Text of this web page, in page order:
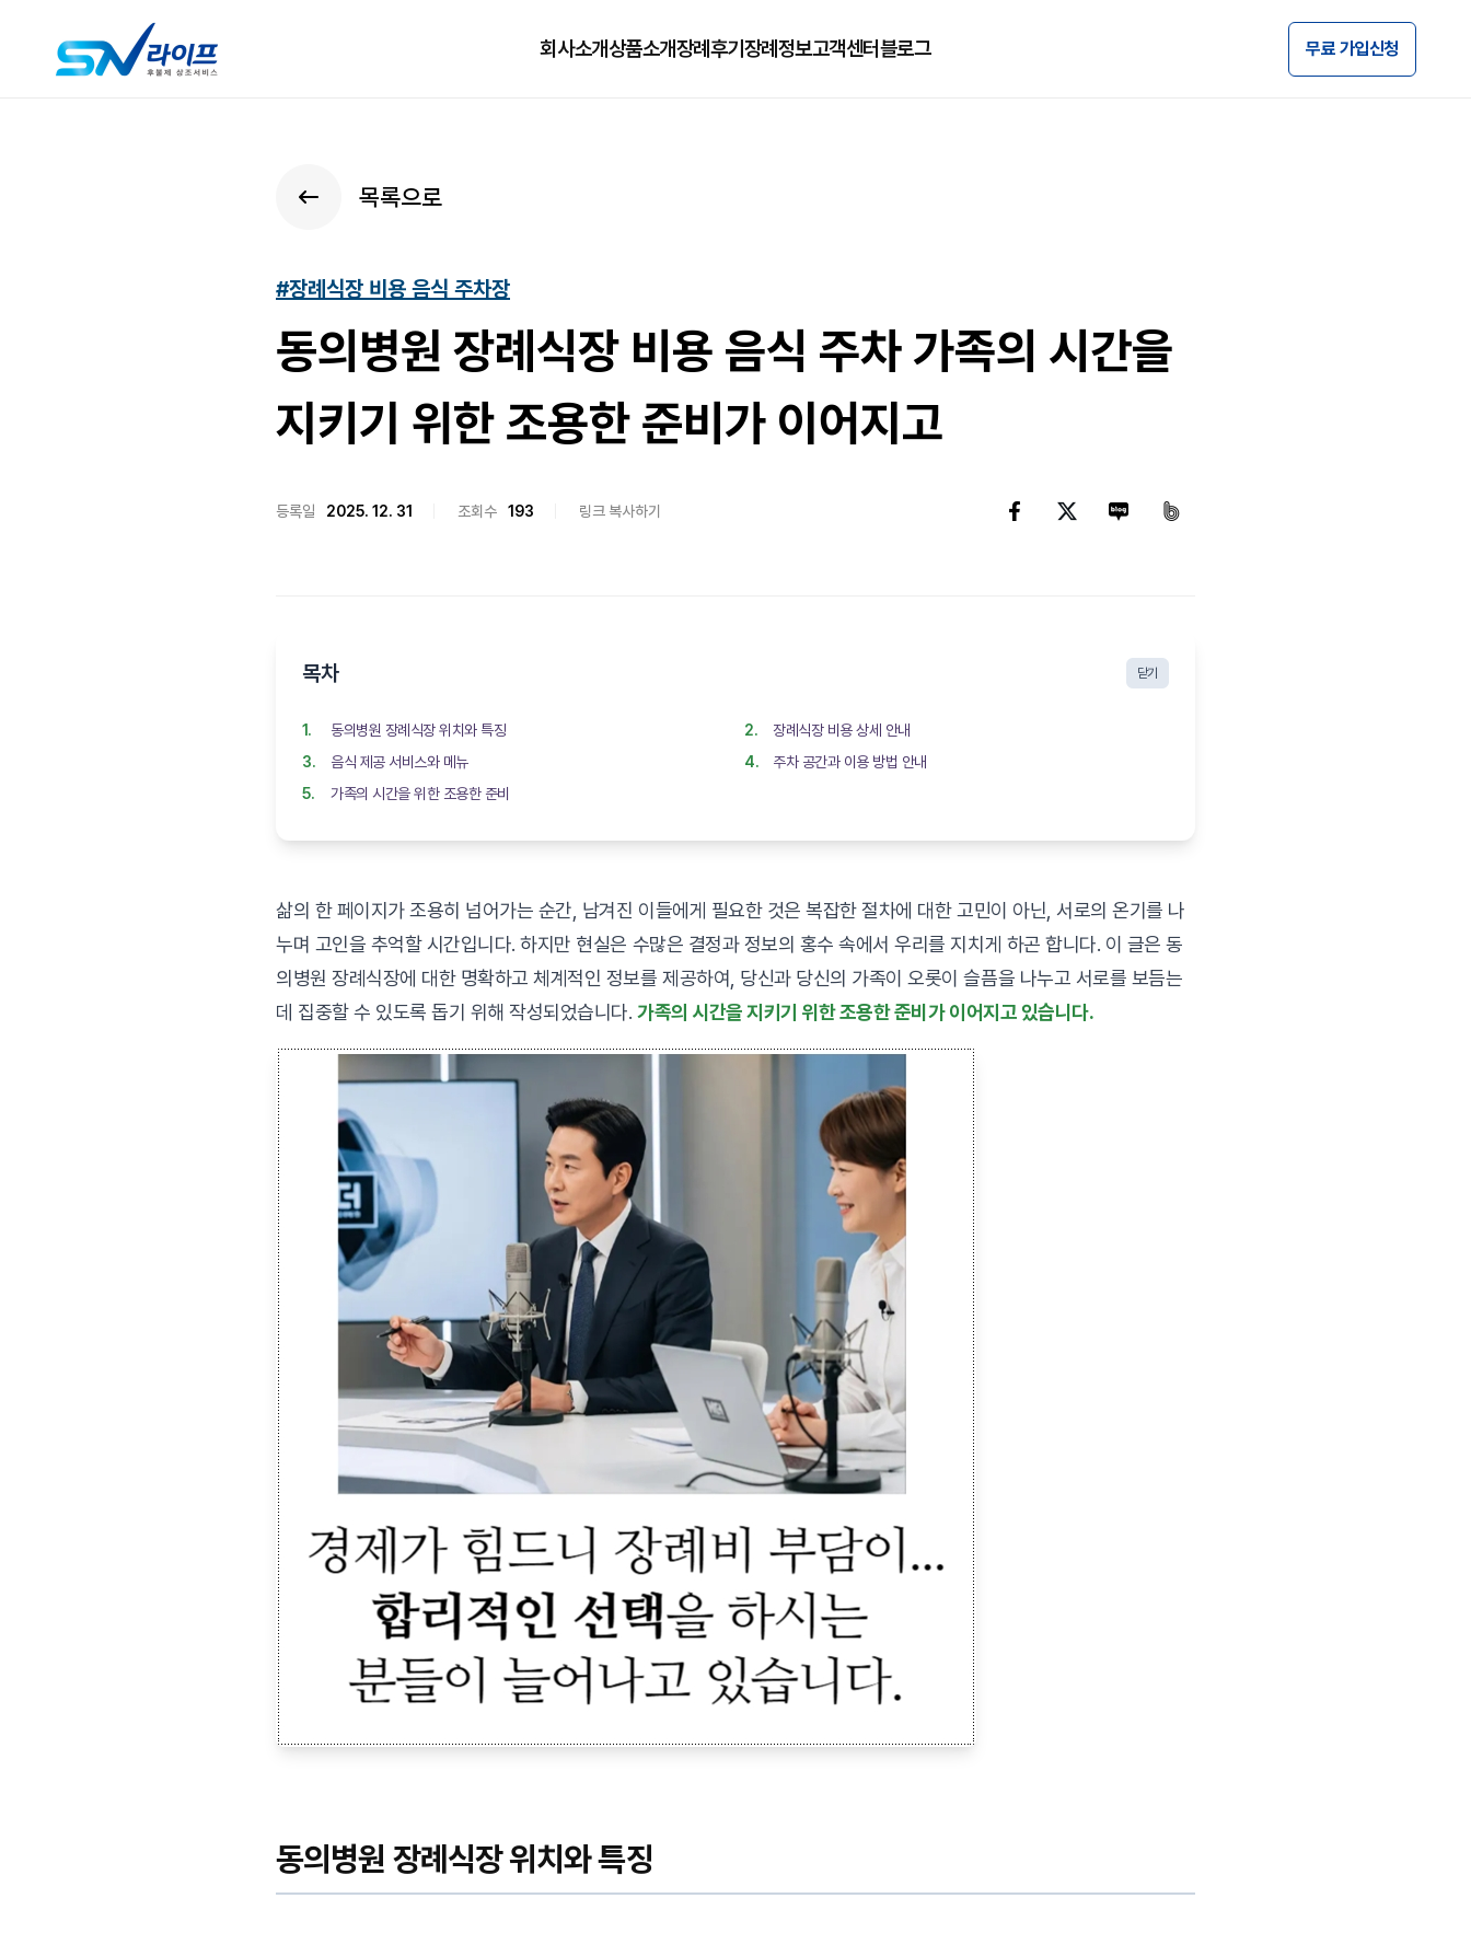
회사소개상품소개장례후기 장례정보고객센터블로그 무료 가입신청
목록으로
#장례식장 비용 음식 주차장
동의병원 장례식장 비용 음식 주차 가족의 시간을
지키기 위한 조용한 준비가 이어지고
등록일 2025. 12. 31 조회수 193 링크 복사하기
목차 닫기
동의병원 장례식장 위치와 특징
장례식장 비용 상세 안내
음식 제공 서비스와 메뉴
주차 공간과 이용 방법 안내
가족의 시간을 위한 조용한 준비
삶의 한 페이지가 조용히 넘어가는 순간, 남겨진 이들에게 필요한 것은 복잡한 절차에 대한 고민이 아닌, 서로의 온기를 나
누며 고인을 추억할 시간입니다. 하지만 현실은 수많은 결정과 정보의 홍수 속에서 우리를 지치게 하곤 합니다. 이 글은 동
의병원 장례식장에 대한 명확하고 체계적인 정보를 제공하여, 당신과 당신의 가족이 오롯이 슬픔을 나누고 서로를 보듬는
데 집중할 수 있도록 돕기 위해 작성되었습니다.가족의 시간을 지키기 위한 조용한 준비가 이어지고 있습니다.
동의병원 장례식장 위치와 특징